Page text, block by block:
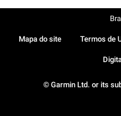
© Garmin Ltd. or its
Mapa do site Termos de